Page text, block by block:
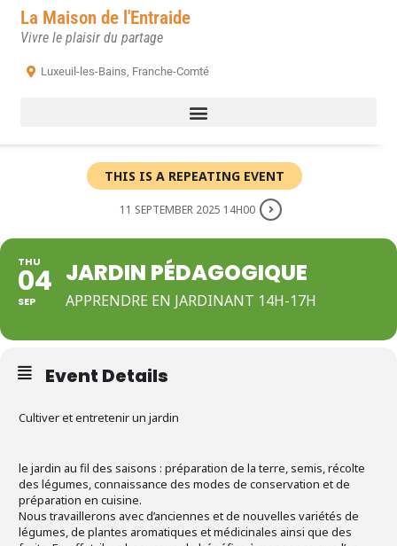
La Maison de l'Entraide
Vivre le plaisir du partage
Luxeuil-les-Bains, Franche-Comté
THIS IS A REPEATING EVENT
11 SEPTEMBER 2025 14H00
THU
04
SEP
JARDIN PÉDAGOGIQUE
APPRENDRE EN JARDINANT 14H-17H
Event Details
Cultiver et entretenir un jardin
le jardin au fil des saisons : préparation de la terre, semis, récolte
des légumes, connaissance des modes de conservation et de
préparation en cuisine.
Nous travaillerons avec d’anciennes et de nouvelles variétés de
légumes, de plantes aromatiques et médicinales ainsi que des